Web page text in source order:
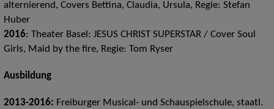
alternierend, Covers Bettina, Claudia, Ursula, Regie: Stefan
Huber
2016: Theater Basel: JESUS CHRIST SUPERSTAR / Cover Soul
Girls, Maid by the fire, Regie: Tom Ryser
Ausbildung
2013-2016: Freiburger Musical- und Schauspielschule, staatl.